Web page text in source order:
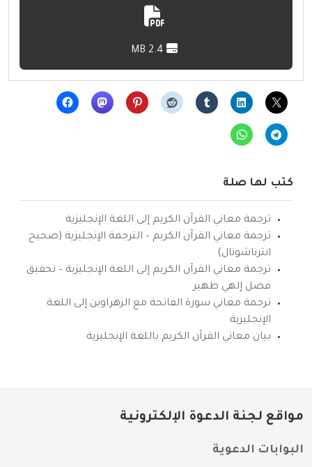
كتب لها صلة
ترجمة معاني القرآن الكريم إلى اللغة الإنجليزية
ترجمة معاني القرآن الكريم – الترجمة الإنجليزية (صحيح
انترناشونال)
ترجمة معاني القرآن الكريم إلى اللغة الإنجليزية – تحقيق
فضل إلهي ظهير
ترجمة معاني سورة الفاتحة مع الزهراوين إلى اللغة
الإنجليزية
بيان معاني القرآن الكريم باللغة الإنجليزية
مواقع لجنة الدعوة الإلكترونية
البوابات الدعوية